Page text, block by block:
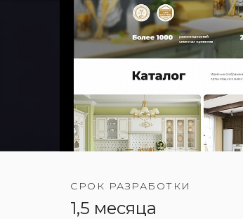
СРОК РАЗРАБОТКИ
1,5 месяца